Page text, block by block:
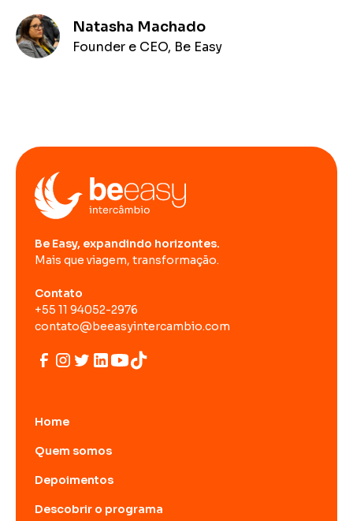
Natasha Machado
Founder e CEO, Be Easy
Be Easy, expandindo horizontes.
Mais que viagem, transformação.
Contato
+55 11 94052-2976
contato@beeasyintercambio.com
Home
Quem somos
Depoimentos
Descobrir o programa